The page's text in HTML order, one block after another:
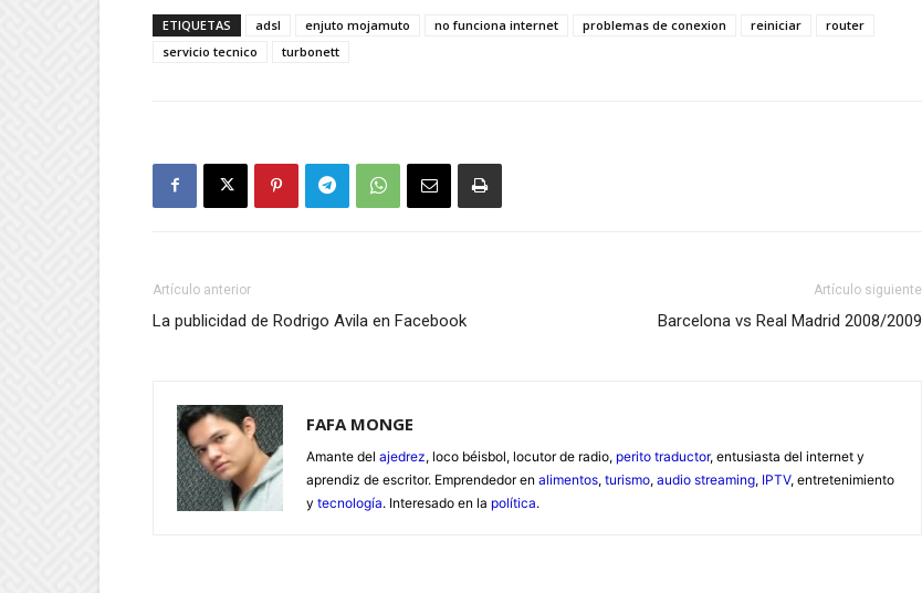
ETIQUETAS adsl enjuto mojamuto no funciona internet problemas de conexion reiniciar
router
servicio tecnico
turbonett
Artículo anterior
La publicidad de Rodrigo Avila en Facebook
Artículo siguiente
Barcelona vs Real Madrid 2008/2009
FAFA MONGE
Amante del ajedrez, loco béisbol, locutor de radio, perito traductor, entusiasta del internet y
aprendiz de escritor. Emprendedor en alimentos, turismo, audio streaming, IPTV, entretenimiento
y tecnología. Interesado en la política.